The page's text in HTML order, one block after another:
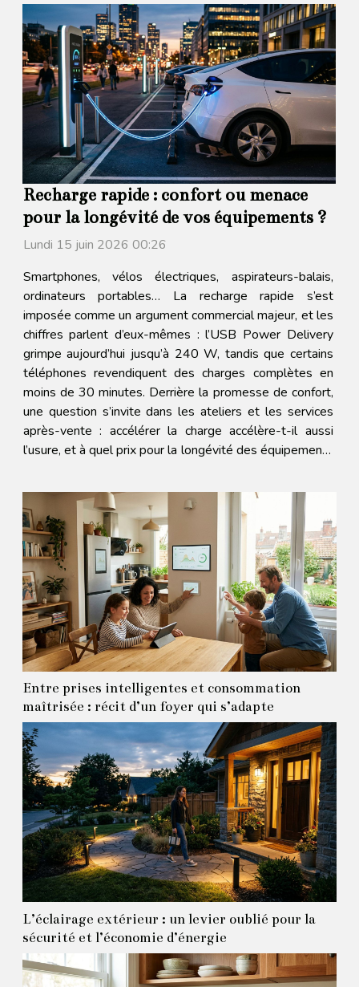
Recharge rapide : confort ou menace
pour la longévité de vos équipements ?
Lundi 15 juin 2026 00:26
Smartphones, vélos électriques, aspirateurs-balais,
ordinateurs portables… La recharge rapide s’est
imposée comme un argument commercial majeur, et les
chiffres parlent d’eux-mêmes : l’USB Power Delivery
grimpe aujourd’hui jusqu’à 240 W, tandis que certains
téléphones revendiquent des charges complètes en
moins de 30 minutes. Derrière la promesse de confort,
une question s’invite dans les ateliers et les services
après-vente : accélérer la charge accélère-t-il aussi
l’usure, et à quel prix pour la longévité des équipements
souvent à...
Entre prises intelligentes et consommation
maîtrisée : récit d’un foyer qui s’adapte
L’éclairage extérieur : un levier oublié pour la
sécurité et l’économie d’énergie